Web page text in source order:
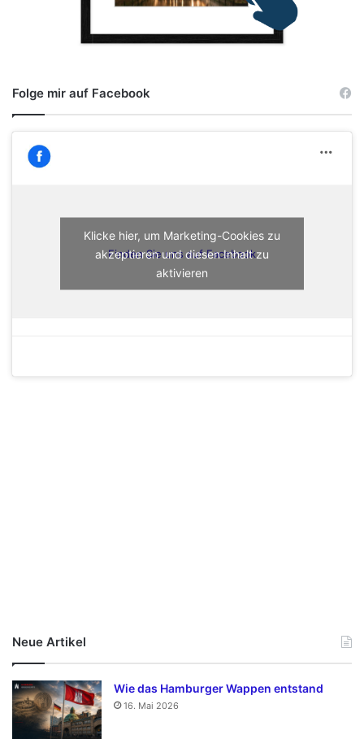
Folge mir auf Facebook
Finden Sie uns auf Facebook
Klicke hier, um Marketing-Cookies zu
akzeptieren und diesen Inhalt zu
aktivieren
Neue Artikel
Wie das Hamburger Wappen entstand
16. Mai 2026